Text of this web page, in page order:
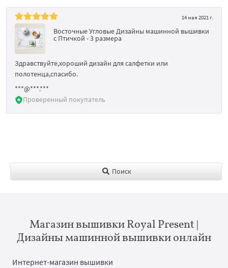
14 мая 2021 г.
Восточные Угловые Дизайны машинной вышивки
с Птичкой - 3 размера
Здравствуйте,хороший дизайн для салфетки или
полотенца,спасибо.
***@***.***
Проверенный покупатель
Поиск
Магазин вышивки Royal Present |
Дизайны машинной вышивки онлайн
Интернет-магазин вышивки